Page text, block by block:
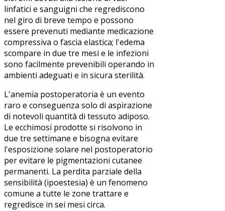
linfatici e sanguigni che regrediscono
nel giro di breve tempo e possono
essere prevenuti mediante medicazione
compressiva o fascia elastica; l'edema
scompare in due tre mesi e le infezioni
sono facilmente prevenibili operando in
ambienti adeguati e in sicura sterilità.
L'anemia postoperatoria è un evento
raro e conseguenza solo di aspirazione
di notevoli quantità di tessuto adiposo.
Le ecchimosi prodotte si risolvono in
due tre settimane e bisogna evitare
l'esposizione solare nel postoperatorio
per evitare le pigmentazioni cutanee
permanenti. La perdita parziale della
sensibilità (ipoestesia) è un fenomeno
comune a tutte le zone trattare e
regredisce in sei mesi circa.